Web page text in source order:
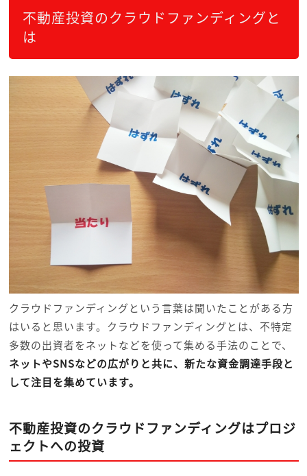
不動産投資のクラウドファンディングと
は
クラウドファンディングという言葉は聞いたことがある方
はいると思います。クラウドファンディングとは、不特定
多数の出資者をネットなどを使って集める手法のことで、
ネットやSNSなどの広がりと共に、新たな資金調達手段と
して注目を集めています。
不動産投資のクラウドファンディングはプロジ
ェクトへの投資